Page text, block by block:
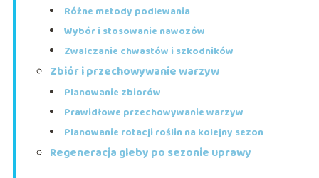
Różne metody podlewania
Wybór i stosowanie nawozów
Zwalczanie chwastów i szkodników
Zbiór i przechowywanie warzyw
Planowanie zbiorów
Prawidłowe przechowywanie warzyw
Planowanie rotacji roślin na kolejny sezon
Regeneracja gleby po sezonie uprawy